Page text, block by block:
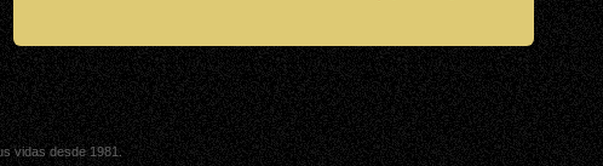
vidas desde 1981.